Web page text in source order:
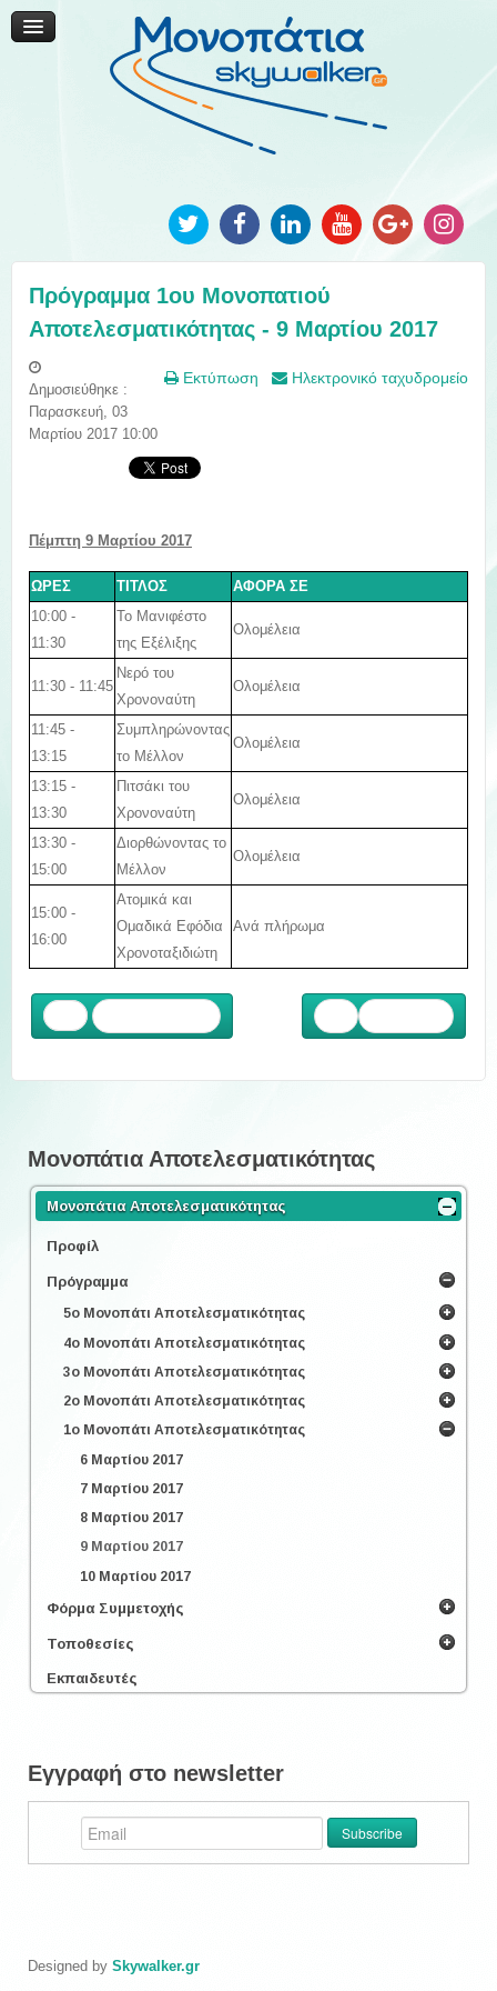
Μονοπάτια Καινοτομίας
Μονοπάτια Τοπικής Ανάπτυξης
Ανακοινώσεις
Φωτογραφίες
Πρόγραμμα 1ου Μονοπατιού
Αποτελεσματικότητας - 9 Μαρτίου 2017
Εκτύπωση Ηλεκτρονικό ταχυδρομείο
Δημοσιεύθηκε :
Παρασκευή, 03
Μαρτίου 2017 10:00
Πέμπτη 9 Μαρτίου 2017
ΩΡΕΣ ΤΙΤΛΟΣ
ΑΦΟΡΑ ΣΕ
10:00 -
11:30
Το Μανιφέστο
της Εξέλιξης
Ολομέλεια
11:30 - 11:45
Νερό του
Χρονοναύτη
Ολομέλεια
11:45 -
13:15
Συμπληρώνοντας
το Μέλλον
Ολομέλεια
13:15 -
13:30
Πιτσάκι του
Χρονοναύτη
Ολομέλεια
13:30 -
15:00
Διορθώνοντας το
Μέλλον
Ολομέλεια
15:00 -
16:00
Ατομικά και
Ομαδικά Εφόδια
Χρονοταξιδιώτη
Ανά πλήρωμα
Μονοπάτια Αποτελεσματικότητας
Μονοπάτια Αποτελεσματικότητας
Προφίλ
Πρόγραμμα
5ο Μονοπάτι Αποτελεσματικότητας
4ο Μονοπάτι Αποτελεσματικότητας
3ο Μονοπάτι Αποτελεσματικότητας
2ο Μονοπάτι Αποτελεσματικότητας
1ο Μονοπάτι Αποτελεσματικότητας
6 Μαρτίου 2017
7 Μαρτίου 2017
8 Μαρτίου 2017
9 Μαρτίου 2017
10 Μαρτίου 2017
Φόρμα Συμμετοχής
Τοποθεσίες
Εκπαιδευτές
Εγγραφή στο newsletter
Designed by Skywalker.gr